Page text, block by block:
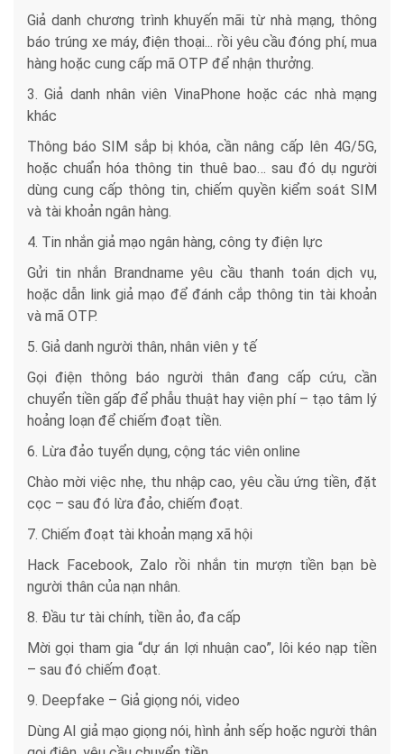
Giả danh chương trình khuyến mãi từ nhà mạng, thông
báo trúng xe máy, điện thoại... rồi yêu cầu đóng phí, mua
hàng hoặc cung cấp mã OTP để nhận thưởng.
3. Giả danh nhân viên VinaPhone hoặc các nhà mạng
khác
Thông báo SIM sắp bị khóa, cần nâng cấp lên 4G/5G,
hoặc chuẩn hóa thông tin thuê bao… sau đó dụ người
dùng cung cấp thông tin, chiếm quyền kiểm soát SIM
và tài khoản ngân hàng.
4. Tin nhắn giả mạo ngân hàng, công ty điện lực
Gửi tin nhắn Brandname yêu cầu thanh toán dịch vụ,
hoặc dẫn link giả mạo để đánh cắp thông tin tài khoản
và mã OTP.
5. Giả danh người thân, nhân viên y tế
Gọi điện thông báo người thân đang cấp cứu, cần
chuyển tiền gấp để phẫu thuật hay viện phí – tạo tâm lý
hoảng loạn để chiếm đoạt tiền.
6. Lừa đảo tuyển dụng, cộng tác viên online
Chào mời việc nhẹ, thu nhập cao, yêu cầu ứng tiền, đặt
cọc – sau đó lừa đảo, chiếm đoạt.
7. Chiếm đoạt tài khoản mạng xã hội
Hack Facebook, Zalo rồi nhắn tin mượn tiền bạn bè
người thân của nạn nhân.
8. Đầu tư tài chính, tiền ảo, đa cấp
Mời gọi tham gia “dự án lợi nhuận cao”, lôi kéo nạp tiền
– sau đó chiếm đoạt.
9. Deepfake – Giả giọng nói, video
Dùng AI giả mạo giọng nói, hình ảnh sếp hoặc người thân